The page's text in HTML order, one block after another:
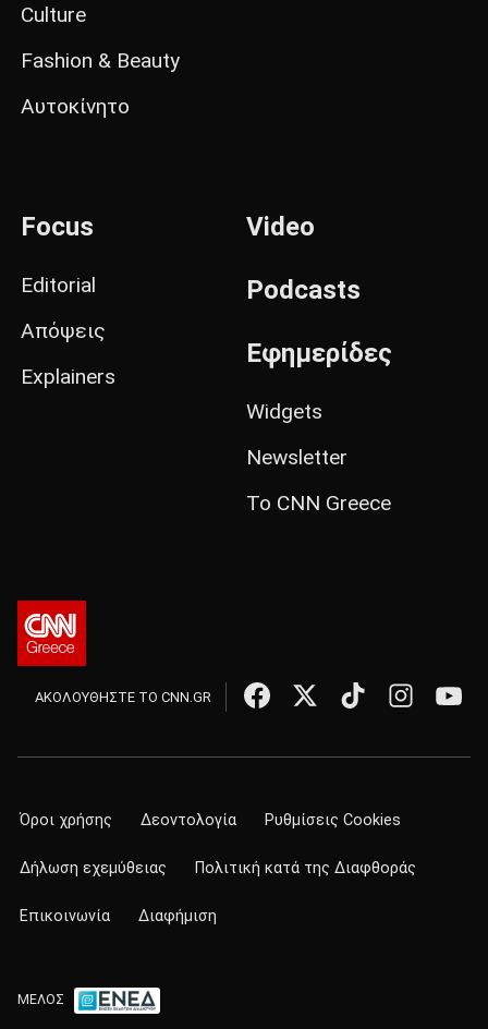
Culture
Fashion & Beauty
Αυτοκίνητο
Focus
Editorial
Απόψεις
Explainers
Video
Podcasts
Εφημερίδες
Widgets
Newsletter
Το CNN Greece
ΑΚΟΛΟΥΘΗΣΤΕ ΤΟ CNN.GR
Όροι χρήσης Δεοντολογία Ρυθμίσεις Cookies
Δήλωση εχεμύθειας Πολιτική κατά της Διαφθοράς
Επικοινωνία Διαφήμιση
ΜΕΛΟΣ